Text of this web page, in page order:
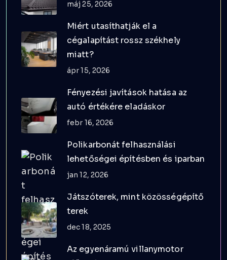
máj 25, 2026
Miért utasíthatják el a
cégalapítást rossz székhely
miatt?
ápr 15, 2026
Fényezési javítások hatása az
autó értékére eladáskor
febr 16, 2026
Polikarbonát felhasználási
lehetőségei építésben és iparban
jan 12, 2026
Játszóterek, mint közösségépítő
terek
dec 18, 2025
Az egyenáramú villanymotor